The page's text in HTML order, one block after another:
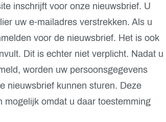
inschrijft voor onze nieuwsbrief. U
uw e-mailadres verstrekken. Als u
voor de nieuwsbrief. Het is ook
Dit is echter niet verplicht. Nadat u
worden uw persoonsgegevens
nieuwsbrief kunnen sturen. Deze
omdat u daar toestemming